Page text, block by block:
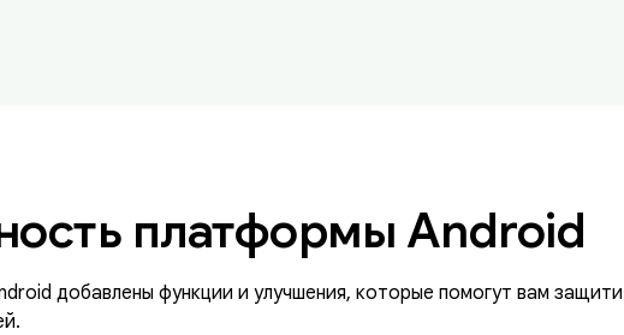
платформы Android
добавлены функции и улучшения, которые помогут вам